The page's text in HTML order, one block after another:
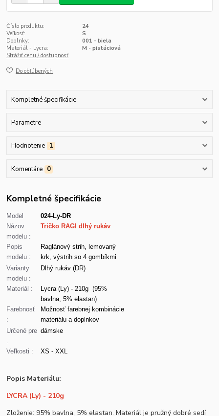
Číslo produktu:
24
Veľkosť:
S
Doplnky:
001 - biela
Materiál - Lycra:
M - pistáciová
Strážiť cenu / dostupnosť
Do obľúbených
Kompletné špecifikácie
Parametre
Hodnotenie 1
Komentáre 0
Kompletné špecifikácie
Model
024-Ly-DR
Názov
modelu :
Tričko RAGI dlhý rukáv
Popis
modelu :
Raglánový strih, lemovaný
krk, výstrih so 4 gombíkmi
Varianty
modelu :
Dlhý rukáv (DR)
Materiál :
Lycra (Ly) - 210g (95%
bavlna, 5% elastan)
Farebnosť
:
Možnosť farebnej kombinácie
materiálu a doplnkov
Určené pre
:
dámske
Veľkosti : XS - XXL
Popis Materiálu:
LYCRA (Ly) - 210g
Zloženie: 95% bavlna, 5% elastan. Materiál je pružný dobré sedí